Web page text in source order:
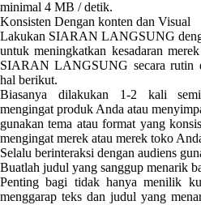
minimal 4 MB / detik.
Konsisten Dengan konten dan Visual
Lakukan SIARAN LANGSUNG
untuk meningkatkan kesadaran
SIARAN LANGSUNG secara rutin
hal berikut.
Biasanya dilakukan 1-2 kali
mengingat produk Anda atau
gunakan tema atau format yang
mengingat merek atau merek toko
Selalu berinteraksi dengan audiens
Buatlah judul yang sanggup menarik
Penting bagi tidak hanya menilik
menggarap teks dan judul yang